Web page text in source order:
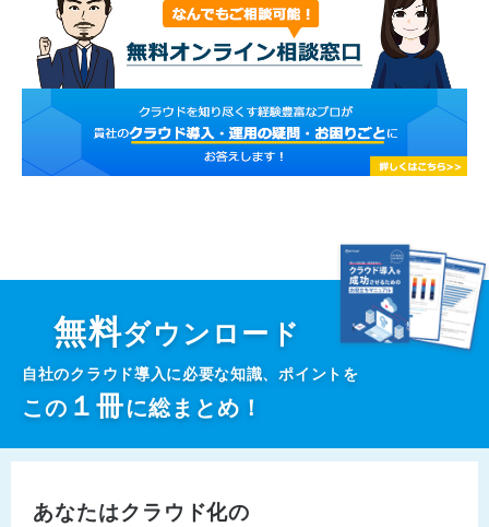
無料ダウンロード
自社のクラウド導入に必要な知識、ポイントを
この １冊に総まとめ！
あなたはクラウド化の